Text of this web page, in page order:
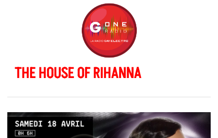
THE HOUSE OF RIHANNA